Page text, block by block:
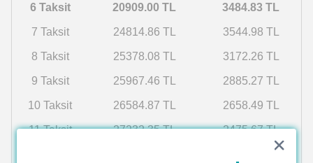
6 Taksit 20909.00 TL 3484.83 TL
7 Taksit 24814.86 TL 3544.98 TL
8 Taksit 25378.08 TL 3172.26 TL
9 Taksit 25967.46 TL 2885.27 TL
10 Taksit 26584.87 TL 2658.49 TL
11 Taksit 27232.35 TL 2475.67 TL
2326.01 TL